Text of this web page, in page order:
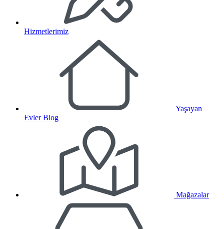
Hizmetlerimiz
Yaşayan
Evler Blog
Mağazalar